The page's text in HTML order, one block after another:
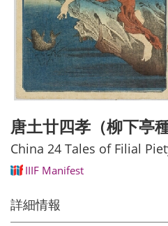
唐土廿四孝（柳下亭
China 24 Tales of Filial
IIIF Manifest
詳細情報